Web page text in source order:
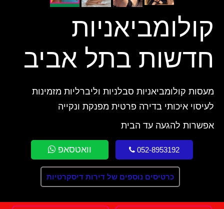
קולומביאניות
חדשות בתל אביב
מעסות קולומביאניות סבלניות וליברליות מזמינות
לעיסוי איכותי בדירה פרטית מפנקת ונקייה
אפשרות להגעה עד הבית
052-8953192 וואטסאפ
כרטיסים נוספים של דירות דיסקרטיות